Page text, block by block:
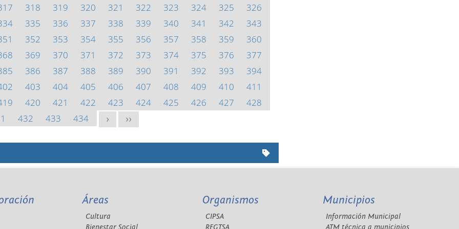
318 319 320 321 322 323 324 325
326
335 336 337 338 339 340 341 342
343
352 353 354 355 356 357 358 359
360
369 370 371 372 373 374 375 376
377
386 387 388 389 390 391 392 393
394
403 404 405 406 407 408 409 410
411
420 421 422 423 424 425 426 427
428
432 433 434 > >>
Áreas
Cultura
Organismos
CIPSA
Municipios
Información Municipal